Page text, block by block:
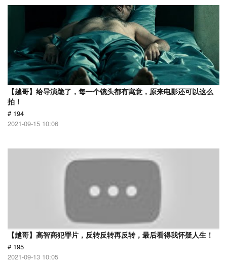
【越哥】给导演跪了，每一个镜头都有寓意，原来电影还可以这么
拍！
# 194
2021-09-15 10:06
【越哥】高智商犯罪片，反转反转再反转，最后看得我怀疑人生！
# 195
2021-09-13 10:05